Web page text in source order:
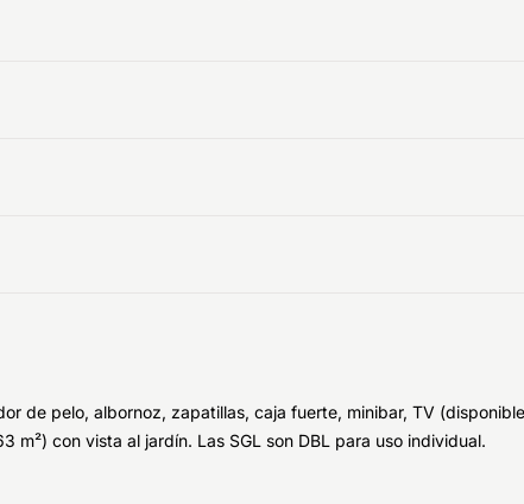
de pelo, albornoz, zapatillas, caja fuerte, minibar, TV
con vista al jardín. Las SGL son DBL para uso individual.